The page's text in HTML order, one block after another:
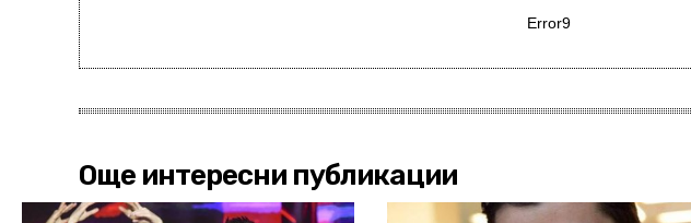
Error9
Още интересни публикации